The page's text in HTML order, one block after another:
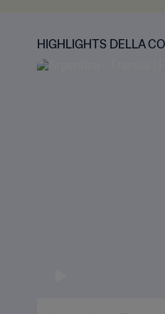
HIGHLIGHTS DELLA